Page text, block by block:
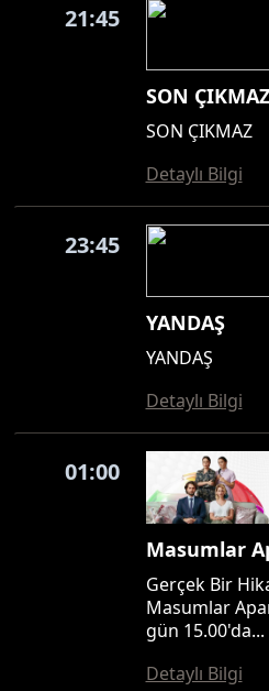
21:45
SON ÇIKMAZ
SON ÇIKMAZ
Detaylı Bilgi
23:45
YANDAŞ
YANDAŞ
Detaylı Bilgi
01:00
Masumlar
Gerçek Bir
Masumlar
gün 15.00'da...
Detaylı Bilgi